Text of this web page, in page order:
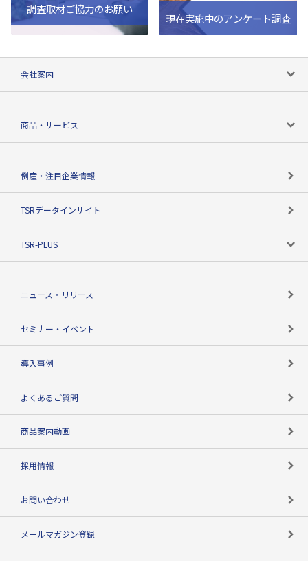
調査取材ご協力のお願い
現在実施中のアンケート調査
会社案内
商品・サービス
倒産・注目企業情報
TSRデータインサイト
TSR-PLUS
ニュース・リリース
セミナー・イベント
導入事例
よくあるご質問
商品案内動画
採用情報
お問い合わせ
メールマガジン登録